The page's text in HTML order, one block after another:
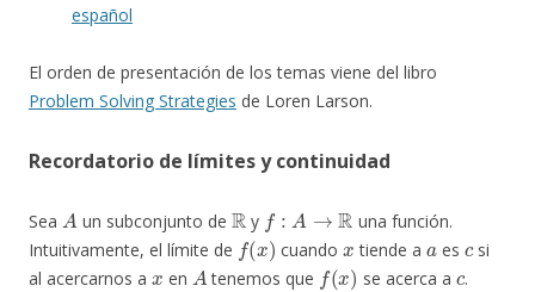
español
El orden de presentación de los temas viene del libro
Problem Solving Strategies de Loren Larson.
Recordatorio de límites y continuidad
Sea
A
un subconjunto de
R
y
: →
una función.
Intuitivamente, el límite de
f(x )
cuando
x
tiende a
a
es
si
al acercarnos a
x
en
A
tenemos que
f(x)
se acerca a
c
.